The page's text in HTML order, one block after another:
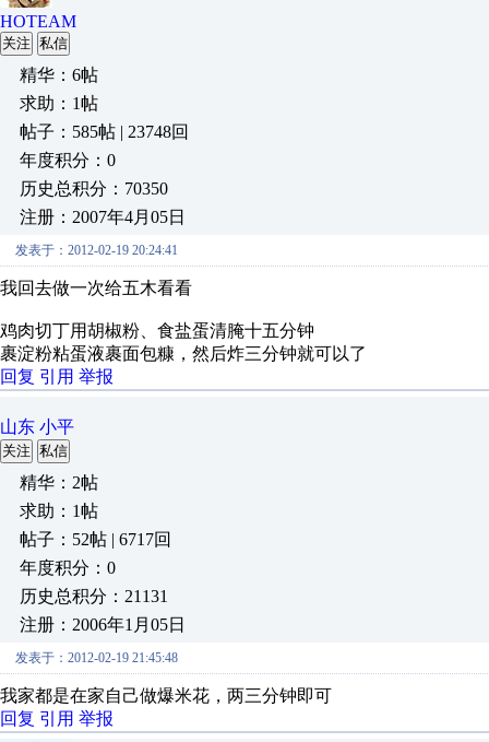
HOTEAM
关注 私信
精华：6帖
求助：1帖
帖子：585帖 | 23748回
年度积分：0
历史总积分：70350
注册：2007年4月05日
发表于：2012-02-19 20:24:41
我回去做一次给五木看看
鸡肉切丁用胡椒粉、食盐蛋清腌十五分钟
裹淀粉粘蛋液裹面包糠，然后炸三分钟就可以了
回复 引用 举报
山东 小平
关注 私信
精华：2帖
求助：1帖
帖子：52帖 | 6717回
年度积分：0
历史总积分：21131
注册：2006年1月05日
发表于：2012-02-19 21:45:48
我家都是在家自己做爆米花，两三分钟即可
回复 引用 举报